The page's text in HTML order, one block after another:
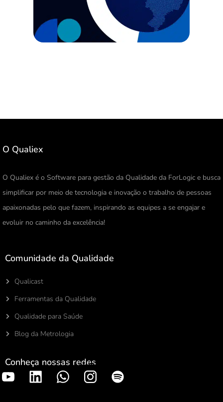
O Qualiex
O Qualiex é o Software para gestão da Qualidade da ForLogic e busca
simplificar por meio de tecnologia e inovação o trabalho de pessoas
apaixonadas pelo que fazem, inspirando as equipes a se engajar e
evoluir no caminho da excelência!
Comunidade da Qualidade
Qualicast
Ferramentas da Qualidade
Qualidade para Saúde
Blog da Metrologia
Conheça nossas redes
S